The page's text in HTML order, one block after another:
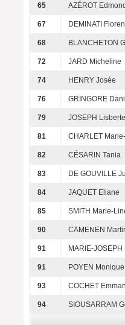
65 AZÉROT
67 DEMINATI
68 BLANCHETON
72 JARD Micheline
74 HENRY Josée
76 GRINGORE
79 JOSEPH Lisberte
81 CHARLET
82 CÉSARIN Tania
83 DE GOUVILLE
84 JAQUET Eliane
85 SMITH Marie-
90 CAMENEN
91 MARIE-
91 POYEN Monique
93 COCHET
94 SIOUSARRAM